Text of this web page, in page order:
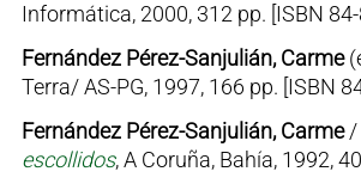
Informática, 2000, 312 pp. [ISBN
Fernández Pérez-Sanjulián, Carme
Terra/ AS-PG, 1997, 166 pp. [ISBN
Fernández Pérez-Sanjulián, Carme/
escollidos, A Coruña, Bahía, 1992,